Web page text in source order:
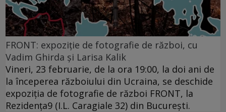
FRONT: expoziție de fotografie de război, cu
Vadim Ghirda și Larisa Kalik
Vineri, 23 februarie, de la ora 19:00, la doi ani de
la începerea războiului din Ucraina, se deschide
expoziția de fotografie de război FRONT, la
Rezidența9 (I.L. Caragiale 32) din București.